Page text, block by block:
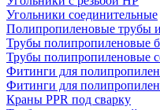
Угольники соединительные
Полипропиленовые трубы
Трубы полипропиленовые
Трубы полипропиленовые
Фитинги для
Фитинги для
Краны PPR под сварку